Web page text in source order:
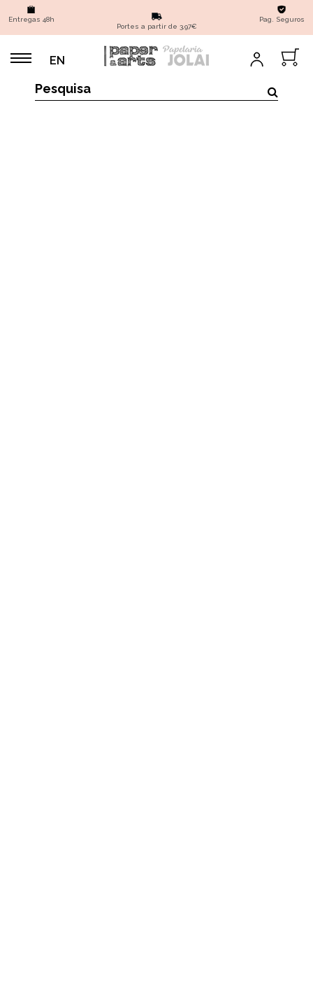
Entregas 48h
Portes a partir de 3,97€
Pag. Seguros
EN